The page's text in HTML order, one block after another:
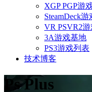
XGP PGP游
SteamDeck游
VR PSVR2
3A游戏基地
PS3游戏列表
技术博客
Ps Plus